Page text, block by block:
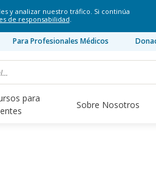
y analizar nuestro tráfico. Si continúa
de responsabilidad.
Para Profesionales Médicos
para
Sobre Nosotros